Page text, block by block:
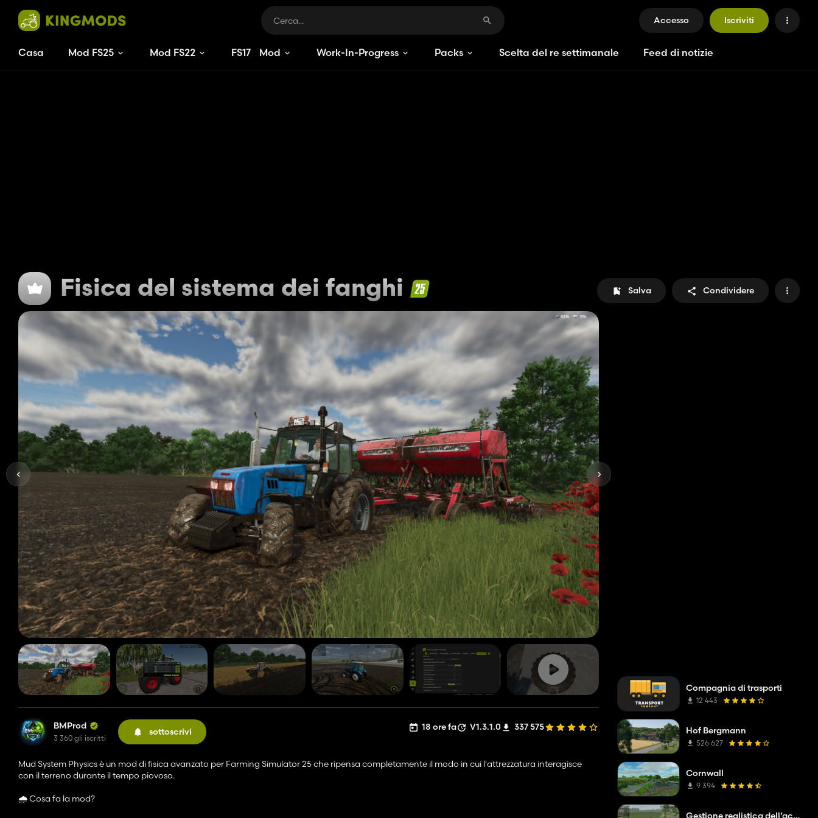
Accesso Iscriviti
Casa Mod FS25 Mod FS22 FS17 Mod Work-In-Progress Packs Scelta del re settimanale Feed di notizie
Fisica del sistema dei fanghi Salva Condividere
BMProd
3 360 gli iscritti
sottoscrivi 18 ore fa V1.3.1.0 337 575
Mud System Physics è un mod di fisica avanzato per Farming Simulator 25 che ripensa completamente il modo in cui l'attrezzatura interagisce
con il terreno durante il tempo piovoso.
🌧️ Cosa fa la mod?
Compagnia di trasporti
12 443
Hof Bergmann
526 627
Cornwall
9 394
Gestione realistica dell’acqua e del suolo (RWSM)